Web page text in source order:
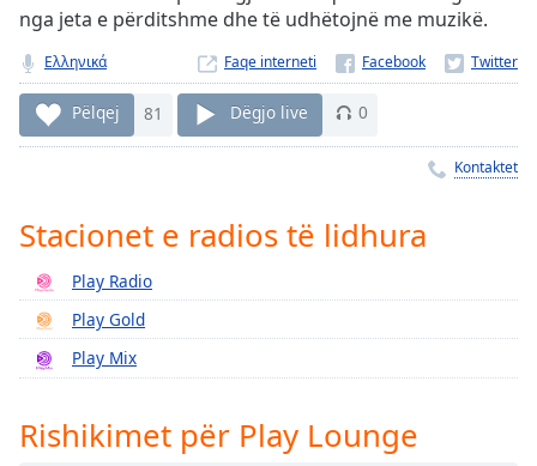
TypeLIVE
live,
currently
behind
LIVE
Remaining
Playback
Rate
Chapters
Descriptions
nga jeta e përditshme dhe të udhëtojnë me muzikë.
Ελληνικά Faqe interneti
Pëlqej 81 Dëgjo live 0
Kontaktet
Stacionet e radios të lidhura
Play Radio
Play Gold
Play Mix
Rishikimet për Play Lounge